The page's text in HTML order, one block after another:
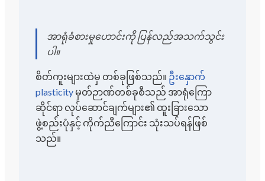
အာရုံခံစားမှုဟောင်းကို ပြန်လည်အသက်သွင်း
ပါ။
စိတ်ကူးများထဲမှ တစ်ခုဖြစ်သည်။ ဦးနှောက်
plasticity မှတ်ဉာဏ်တစ်ခုစီသည် အာရုံကြော
ဆိုင်ရာ လုပ်ဆောင်ချက်များ၏ ထူးခြားသော
ဖွဲ့စည်းပုံနှင့် ကိုက်ညီကြောင်း သုံးသပ်ရန်ဖြစ်
သည်။